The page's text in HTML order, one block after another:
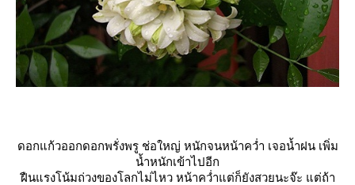
ดอกแก้วออกดอกพรั่งพรู ช่อใหญ่ หนักจนหน้าคว่ำ เจอน้ำฝน เพิ่ม
น้ำหนักเข้าไปอีก
ฝืนแรงโน้มถ่วงของโลกไม่ไหว หน้าคว่ำแต่ก็ยังสวยนะจ๊ะ แต่ถ้า